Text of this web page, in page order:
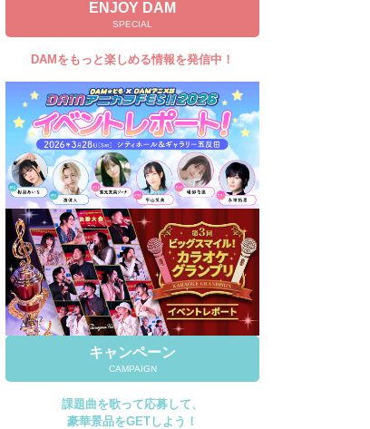
自宅でカラオケ歌い放題！
家族や友達と一緒に！練習にも！
ENJOY DAM
SPECIAL
DAMをもっと楽しめる情報を発信中！
キャンペーン
CAMPAIGN
課題曲を歌って応募して、
豪華景品をGETしよう！